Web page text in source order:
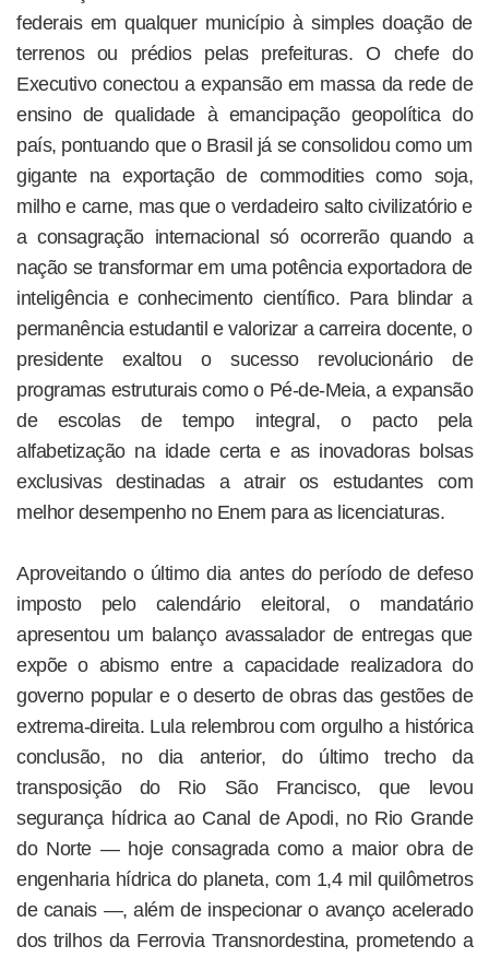
federais em qualquer município à simples doação de
terrenos ou prédios pelas prefeituras. O chefe do
Executivo conectou a expansão em massa da rede de
ensino de qualidade à emancipação geopolítica do
país, pontuando que o Brasil já se consolidou como um
gigante na exportação de commodities como soja,
milho e carne, mas que o verdadeiro salto civilizatório e
a consagração internacional só ocorrerão quando a
nação se transformar em uma potência exportadora de
inteligência e conhecimento científico. Para blindar a
permanência estudantil e valorizar a carreira docente, o
presidente exaltou o sucesso revolucionário de
programas estruturais como o Pé-de-Meia, a expansão
de escolas de tempo integral, o pacto pela
alfabetização na idade certa e as inovadoras bolsas
exclusivas destinadas a atrair os estudantes com
melhor desempenho no Enem para as licenciaturas.
Aproveitando o último dia antes do período de defeso
imposto pelo calendário eleitoral, o mandatário
apresentou um balanço avassalador de entregas que
expõe o abismo entre a capacidade realizadora do
governo popular e o deserto de obras das gestões de
extrema-direita. Lula relembrou com orgulho a histórica
conclusão, no dia anterior, do último trecho da
transposição do Rio São Francisco, que levou
segurança hídrica ao Canal de Apodi, no Rio Grande
do Norte — hoje consagrada como a maior obra de
engenharia hídrica do planeta, com 1,4 mil quilômetros
de canais —, além de inspecionar o avanço acelerado
dos trilhos da Ferrovia Transnordestina, prometendo a